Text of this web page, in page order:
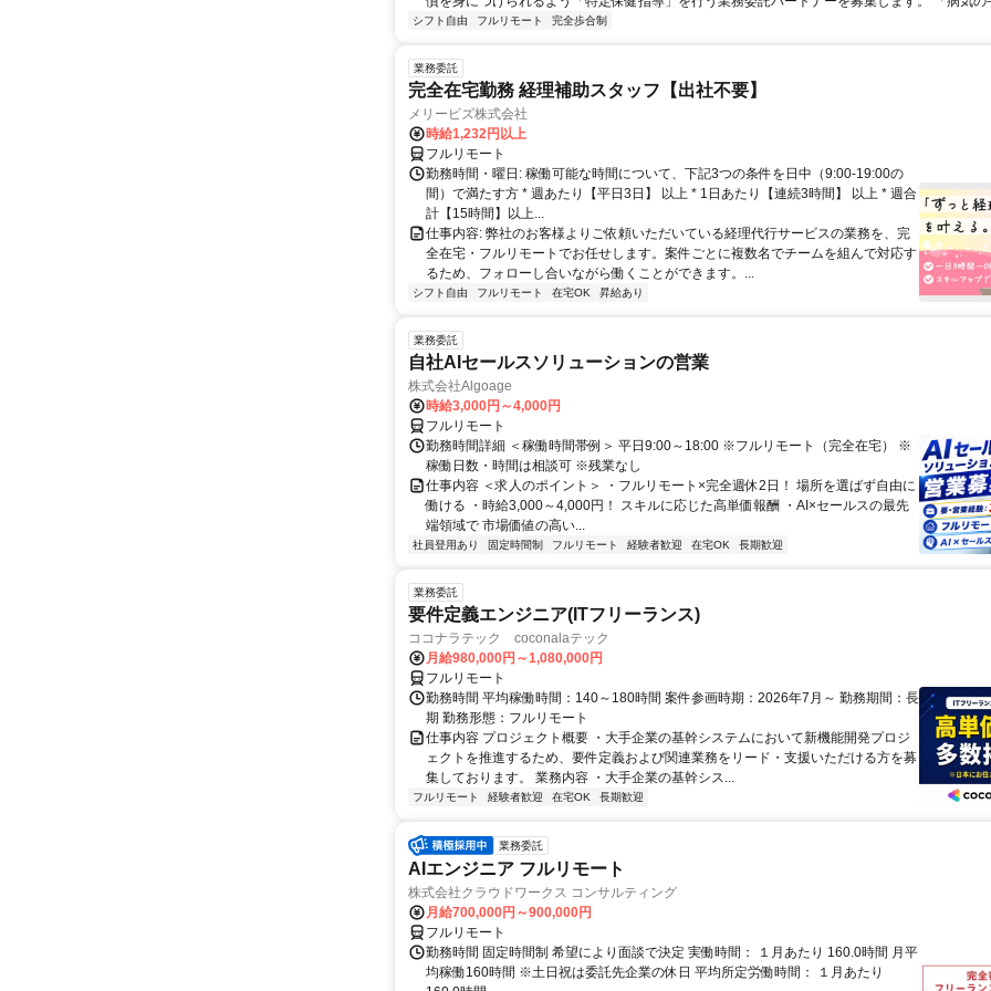
シフト自由 フルリモート 完全歩合制
業務委託
完全在宅勤務 経理補助スタッフ【出社不要】
メリービズ株式会社
時給1,232円以上
フルリモート
勤務時間・曜日: 稼働可能な時間について、下記3つの条件を日中（9:00-19:00の
間）で満たす方 * 週あたり【平日3日】 以上 * 1日あたり【連続3時間】 以上 * 週合
計【15時間】以上...
仕事内容: 弊社のお客様よりご依頼いただいている経理代行サービスの業務を、完
全在宅・フルリモートでお任せします。案件ごとに複数名でチームを組んで対応す
るため、フォローし合いながら働くことができます。...
シフト自由 フルリモート 在宅OK 昇給あり
業務委託
自社AIセールスソリューションの営業
株式会社Algoage
時給3,000円～4,000円
フルリモート
勤務時間詳細 ＜稼働時間帯例＞ 平日9:00～18:00 ※フルリモート（完全在宅） ※
稼働日数・時間は相談可 ※残業なし
仕事内容 ＜求人のポイント＞ ・フルリモート×完全週休2日！ 場所を選ばず自由に
働ける ・時給3,000～4,000円！ スキルに応じた高単価報酬 ・AI×セールスの最先
端領域で 市場価値の高い...
社員登用あり 固定時間制 フルリモート 経験者歓迎 在宅OK 長期歓迎
業務委託
要件定義エンジニア(ITフリーランス)
ココナラテック coconalaテック
月給980,000円～1,080,000円
フルリモート
勤務時間 平均稼働時間：140～180時間 案件参画時期：2026年7月～ 勤務期間：長
期 勤務形態：フルリモート
仕事内容 プロジェクト概要 ・大手企業の基幹システムにおいて新機能開発プロジ
ェクトを推進するため、要件定義および関連業務をリード・支援いただける方を募
集しております。 業務内容 ・大手企業の基幹シス...
フルリモート 経験者歓迎 在宅OK 長期歓迎
業務委託
AIエンジニア フルリモート
株式会社クラウドワークス コンサルティング
月給700,000円～900,000円
フルリモート
勤務時間 固定時間制 希望により面談で決定 実働時間： １月あたり 160.0時間 月平
均稼働160時間 ※土日祝は委託先企業の休日 平均所定労働時間： １月あたり